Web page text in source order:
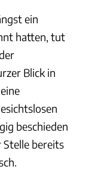
ein
hatten, tut
Blick in
beschieden
Stelle bereits